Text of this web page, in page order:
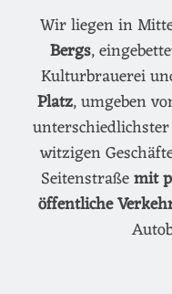
Wir liegen in
Bergs,
Kulturbrauerei
Platz, umgeben
witzigen
Seitenstraßemit
öffentliche